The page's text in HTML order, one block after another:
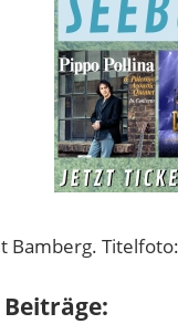
Bamberg.